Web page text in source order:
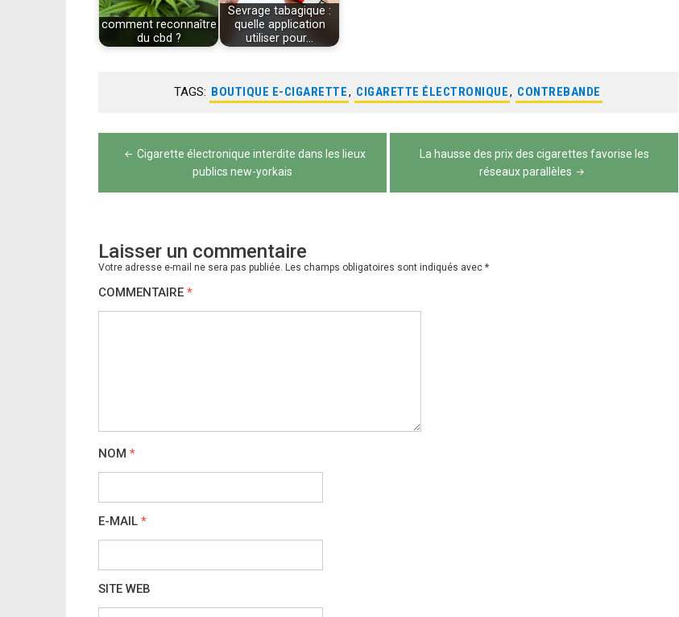
comment reconnaître
du cbd ?
Sevrage tabagique :
quelle application
utiliser pour…
TAGS: BOUTIQUE E-CIGARETTE, CIGARETTE ÉLECTRONIQUE, CONTREBANDE
Navigation
Cigarette électronique interdite dans les lieux
publics new-yorkais
La hausse des prix des cigarettes favorise les
réseaux parallèles
Laisser un commentaire
Votre adresse e-mail ne sera pas publiée. Les champs obligatoires sont indiqués avec *
COMMENTAIRE *
NOM *
E-MAIL *
SITE WEB